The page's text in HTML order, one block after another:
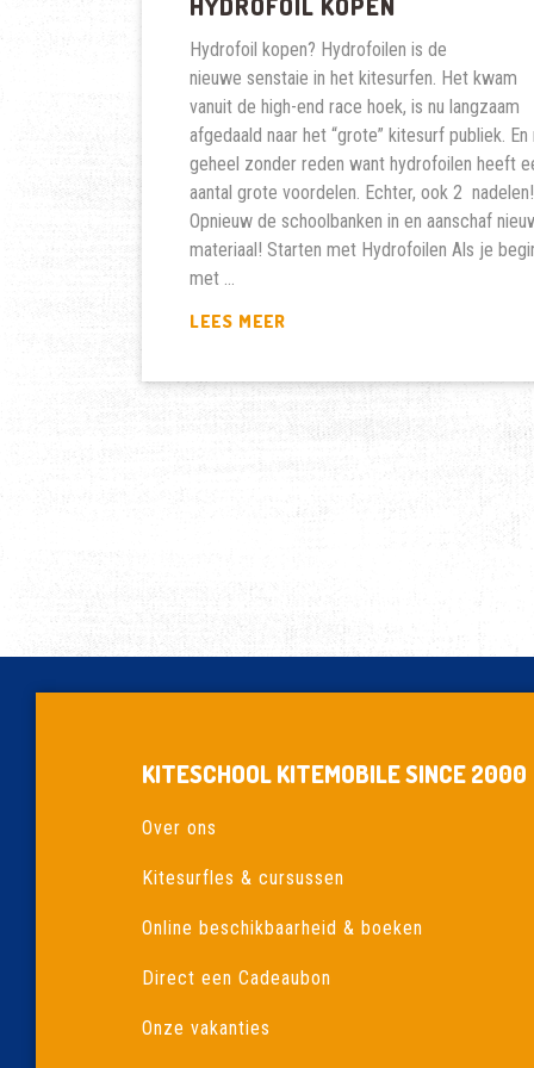
Hydrofoil kopen? Hydrofoilen is de
nieuwe senstaie in het kitesurfen. Het kwam
vanuit de high-end race hoek, is nu langzaam
afgedaald naar het “grote” kitesurf publiek. En
geheel zonder reden want hydrofoilen heeft
aantal grote voordelen. Echter, ook 2 nadelen!
Opnieuw de schoolbanken in en aanschaf
materiaal! Starten met Hydrofoilen Als je
met …
LEES MEERHYDROFOIL
KITESCHOOL KITEMOBILE SINCE 2000
Over ons
Kitesurfles & cursussen
Online beschikbaarheid & boeken
Direct een Cadeaubon
Onze vakanties